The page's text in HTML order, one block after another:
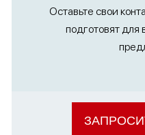
Оставьте свои
подготовят для